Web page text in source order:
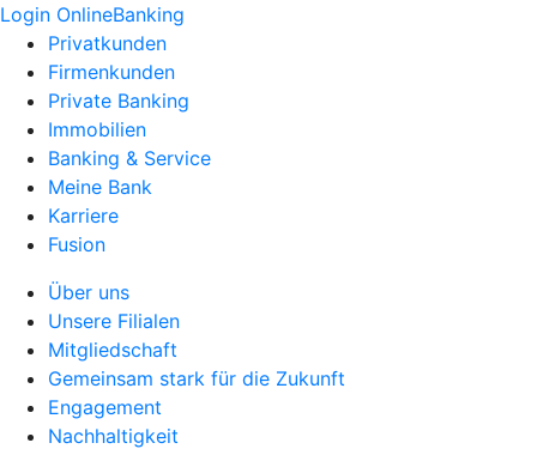
Login OnlineBanking
Privatkunden
Firmenkunden
Private Banking
Immobilien
Banking & Service
Meine Bank
Karriere
Fusion
Über uns
Unsere Filialen
Mitgliedschaft
Gemeinsam stark für die Zukunft
Engagement
Nachhaltigkeit